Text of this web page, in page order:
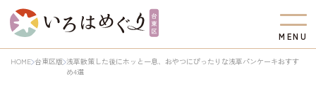
M EN U
HOME 台東区版 浅草散策した後にホッと一息、おやつにぴったりな浅草パンケーキおすす
め4選